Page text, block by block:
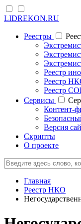
LIDREKON.RU
Реестры
Реестр
Реестр
Реестр
Cервисы
Контент-
Версия
Скрипты
О проекте
Главная
Реестр НКО